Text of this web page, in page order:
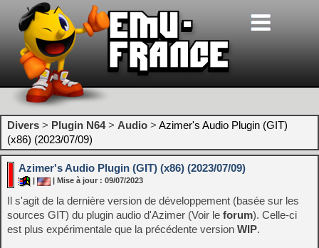
Divers > Plugin N64> Audio > Azimer's Audio Plugin (GIT)
(x86) (2023/07/09)
Azimer's Audio Plugin (GIT) (x86) (2023/07/09)
| Mise à jour : 09/07/2023
Il s'agit de la dernière version de développement (basée sur les
sources GIT) du plugin audio d'Azimer (Voir le forum). Celle-ci
est plus expérimentale que la précédente version WIP.